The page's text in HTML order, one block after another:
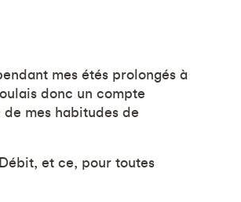
mes étés prolongés à
donc un compte
mes habitudes de
et ce, pour toutes